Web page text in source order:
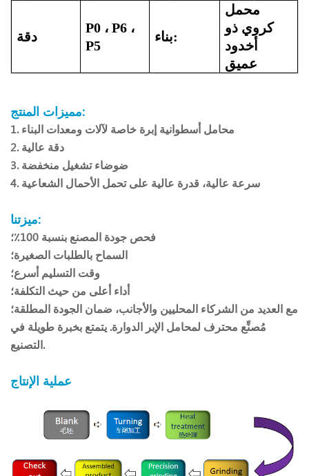
دقة
P0 ، P6 ،
P5
بناء:
محمل
كروي ذو
أخدود
عميق
مميزات المنتج:
1. محامل أسطوانية إبرة خاصة لآلات ومعدات البناء
2. دقة عالية
3. ضوضاء تشغيل منخفضة
4. سرعة عالية، قدرة عالية على تحمل الأحمال الشعاعية
ميزتنا:
فحص جودة المصنع بنسبة 100٪؛
السماح بالطلبات الصغيرة؛
وقت التسليم أسرع؛
أداء أعلى من حيث التكلفة؛
مع العديد من الشركاء المحليين والأجانب، ضمان الجودة المطلقة؛
مُصنِّع محترف لمحامل الإبر الدوارة. يتمتع بخبرة طويلة في
التصنيع.
عملية الإنتاج